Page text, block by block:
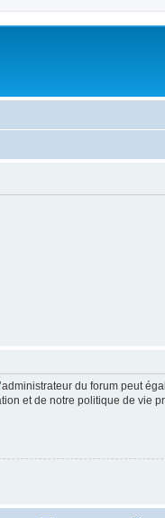
du forum peut
et de notre politique de vie